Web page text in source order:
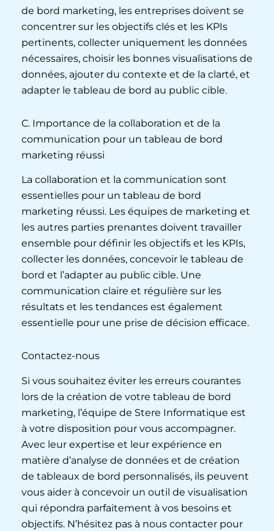
de bord marketing, les entreprises doivent se
concentrer sur les objectifs clés et les KPIs
pertinents, collecter uniquement les données
nécessaires, choisir les bonnes visualisations de
données, ajouter du contexte et de la clarté, et
adapter le tableau de bord au public cible.
C. Importance de la collaboration et de la
communication pour un tableau de bord
marketing réussi
La collaboration et la communication sont
essentielles pour un tableau de bord
marketing réussi. Les équipes de marketing et
les autres parties prenantes doivent travailler
ensemble pour définir les objectifs et les KPIs,
collecter les données, concevoir le tableau de
bord et l’adapter au public cible. Une
communication claire et régulière sur les
résultats et les tendances est également
essentielle pour une prise de décision efficace.
Contactez-nous
Si vous souhaitez éviter les erreurs courantes
lors de la création de votre tableau de bord
marketing, l’équipe de Stere Informatique est
à votre disposition pour vous accompagner.
Avec leur expertise et leur expérience en
matière d’analyse de données et de création
de tableaux de bord personnalisés, ils peuvent
vous aider à concevoir un outil de visualisation
qui répondra parfaitement à vos besoins et
objectifs. N’hésitez pas à nous contacter pour